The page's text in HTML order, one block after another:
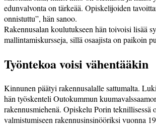
edunvalvonta on tärkeää. Opiskelijoiden
onnistuttu”, hän sanoo.
Rakennusalan koulutukseen hän toivoisi lisää
mallintamiskursseja, sillä osaajista on paikoin
Työntekoa voisi vähentääkin
Kinnunen päätyi rakennusalalle sattumalta.
hän työskenteli Outokummun
rakennusmiehenä. Opiskelu Porin teknillisessä
valmistumiseen rakennusinsinööriksi vuonna